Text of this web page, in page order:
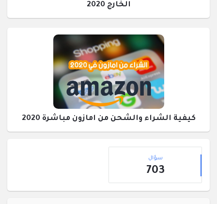
الخارج 2020
كيفية الشراء والشحن من امازون مباشرة 2020
القائمة
الجانبية
إحصائيات
سؤال
703